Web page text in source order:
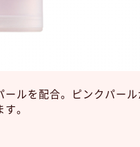
ルを配合。ピンクパー
。